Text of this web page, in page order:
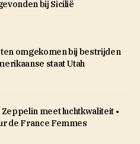
bij Sicilië
omgekomen bij bestrijden
staat Utah
meet luchtkwaliteit •
de France Femmes